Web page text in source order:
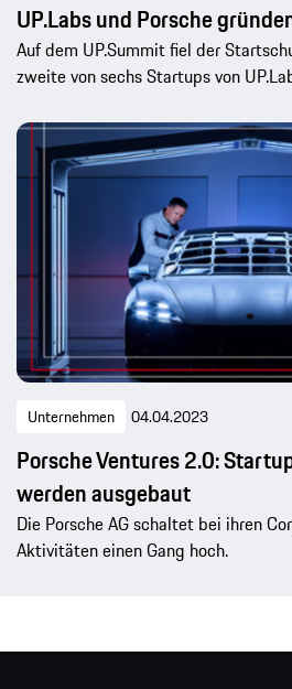
UP.Labs und Porsche
Auf dem UP.Summit fiel der
zweite von sechs Startups von
Unternehmen 04.04.2023
Porsche Ventures 2.0:
werden ausgebaut
Die Porsche AG schaltet bei ihren
Aktivitäten einen Gang hoch.